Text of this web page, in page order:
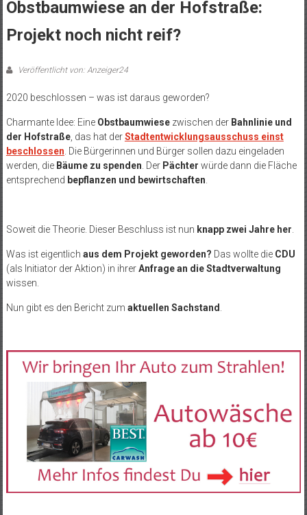
Obstbaumwiese an der Hofstraße:
Projekt noch nicht reif?
Veröffentlicht von: Anzeiger24
2020 beschlossen – was ist daraus geworden?
Charmante Idee: Eine Obstbaumwiesezwischen der Bahnlinie und
der Hofstraße, das hat derStadtentwicklungsausschuss einst
beschlossen . Die Bürgerinnen und Bürger sollen dazu eingeladen
werden, die Bäume zu spenden . Der Pächter würde dann die Fläche
entsprechend bepflanzen und bewirtschaften
Soweit die Theorie. Dieser Beschluss ist nun knapp zwei Jahre her
Was ist eigentlich aus dem Projekt geworden? Das wollte die CDU
(als Initiator der Aktion) in ihrerAnfrage an die Stadtverwaltung
wissen.
Nun gibt es den Bericht zum aktuellen Sachstand